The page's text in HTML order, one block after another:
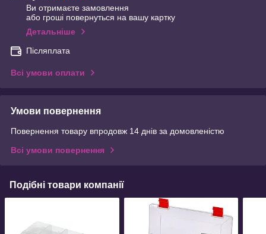
Ви отримаєте замовлення
або гроші повернуться на вашу картку
Детальніше
Післяплата
Всі умови оплати
Умови повернення
Повернення товару впродовж 14 днів за домовленістю
Всі умови повернення
Подібні товари компанії